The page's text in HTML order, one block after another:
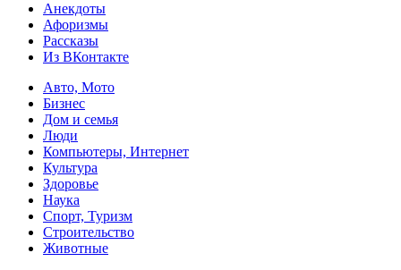
Анекдоты
Афоризмы
Рассказы
Из ВКонтакте
Авто, Мото
Бизнес
Дом и семья
Люди
Компьютеры, Интернет
Культура
Здоровье
Наука
Спорт, Туризм
Строительство
Животные